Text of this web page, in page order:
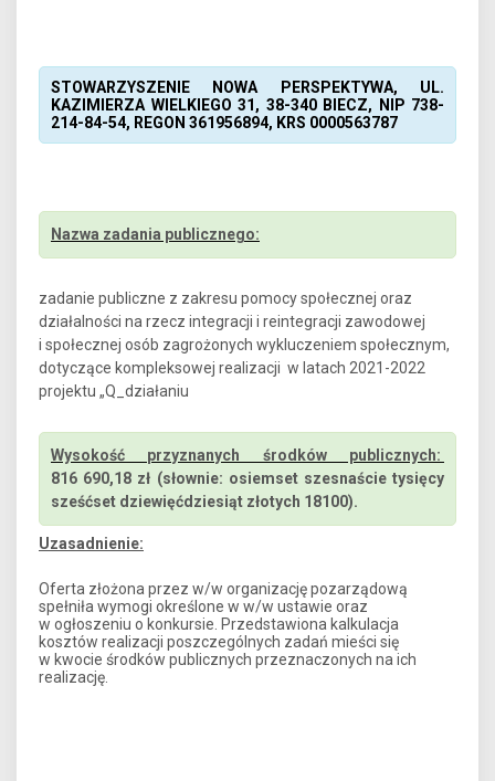
STOWARZYSZENIE NOWA PERSPEKTYWA, UL.
KAZIMIERZA WIELKIEGO 31, 38-340 BIECZ, NIP 738-
214-84-54, REGON 361956894, KRS 0000563787
Nazwa zadania publicznego:
zadanie publiczne z zakresu pomocy społecznej oraz
działalności na rzecz integracji i reintegracji zawodowej
i społecznej osób zagrożonych wykluczeniem społecznym,
dotyczące kompleksowej realizacji w latach 2021-2022
projektu „Q_działaniu
Wysokość przyznanych środków publicznych:
816 690,18 zł (słownie: osiemset szesnaście tysięcy
sześćset dziewięćdziesiąt złotych 18100).
Uzasadnienie:
Oferta złożona przez w/w organizację pozarządową
spełniła wymogi określone w w/w ustawie oraz
w ogłoszeniu o konkursie. Przedstawiona kalkulacja
kosztów realizacji poszczególnych zadań mieści się
w kwocie środków publicznych przeznaczonych na ich
realizację.